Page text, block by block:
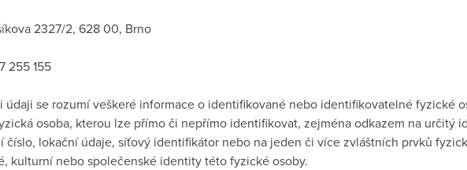
2327/2, 628 00, Brno
255 155
údaji se rozumí veškeré informace o identifikované nebo identifikovatelné fyzické
osoba, kterou lze přímo či nepřímo identifikovat, zejména odkazem na určitý
číslo, lokační údaje, síťový identifikátor nebo na jeden či více zvláštních prvků
kulturní nebo společenské identity této fyzické osoby.